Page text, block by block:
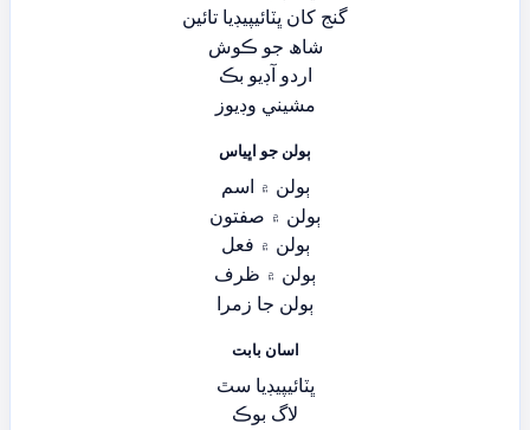
گنج کان ڀٽائيپيڊيا تائين
شاھ جو ڪوش
اردو آڊيو بڪ
مشيني وڊيوز
ٻولن جو اڀياس
ٻولن ۾ اسم
ٻولن ۾ صفتون
ٻولن ۾ فعل
ٻولن ۾ ظرف
ٻولن جا زمرا
اسان بابت
ڀٽائيپيڊيا سٿ
لاگ بوڪ